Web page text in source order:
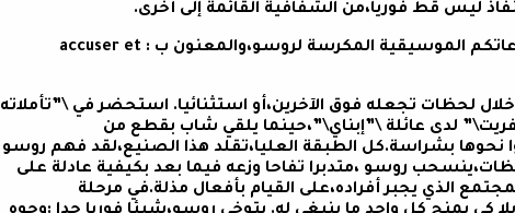
ليس قط فوريا،من الشفافية القائمة إلى أخرى.
12س-في آخر مؤلفاتكم، أو بالأحرى مقطوعاتكم الموسيقية المكرسة لروسو،والمعنون ب : accuser et
لحظات تجعله فوق الآخرين،أو استثنائيا. استحضر في \”تأملاته
لدى عائلة \”إبناي\”،حينما يلقي شاب بقطع من
نحوها بشراسة.كل الطبقة العليا،تقلد هذا الصنيع،لقد فهم روسو
روسو ،متدبرا تفاحا وزعه فيما بعد بكيفية عادلة على
الذي يجبر أفراده،على القيام بأفعال مذلة.في مرحلة